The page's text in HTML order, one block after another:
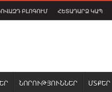
ԲԼՈԳՈՒՄ ՀԵՏԱԴԱՐՁ ԿԱՊ
ՆՈՐՈՒԹՅՈՒՆՆԵՐ ՄՏՔԵՐ